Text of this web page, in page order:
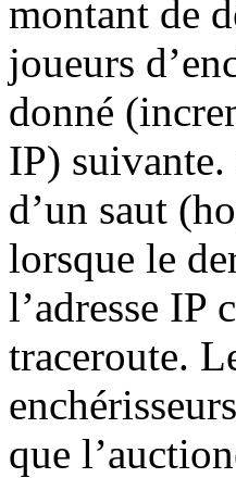
montant de
joueurs
donné
IP) suivante.
d’un saut
lorsque le
l’adresse IP
traceroute.
que